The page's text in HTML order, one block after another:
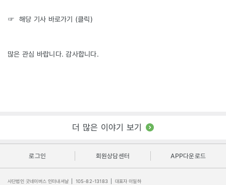
☞ 해당 기사 바로가기 (클릭)
많은 관심 바랍니다. 감사합니다.
더 많은 이야기 보기
로그인 회원상담센터 APP다운로드
사단법인 굿네이버스 인터내셔날 105-82-13183 대표자 이일하